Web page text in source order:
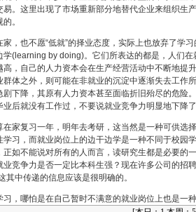
易。这里出现了市场重新部分地替代企业来组织生
。
也不愿“低就”的择业态度，实际上也放弃了学
学(learning by doing)。它们所表达的都是，人们
高，自己的人力资本会在生产经营活动中不断地提
体之外，则可能在非就业的沉淀中逐渐失去工作
剧下降，其原有人力资本甚至面临折旧殆尽的危险
业后就没有工作过，不要说就业竞争力明显地下降
复习一年，明年去考研，这当然是一种可供选
学习，而就业岗位上的边干边学是一种不同于校园
正如不能说对所有的人而言，读研究生都是必要的
竞争力是否一定比本科生强？现在许多公司的招
其中传递的信息应该是很明确的。
哪怕是在自己暂时不满意的就业岗位上也是一